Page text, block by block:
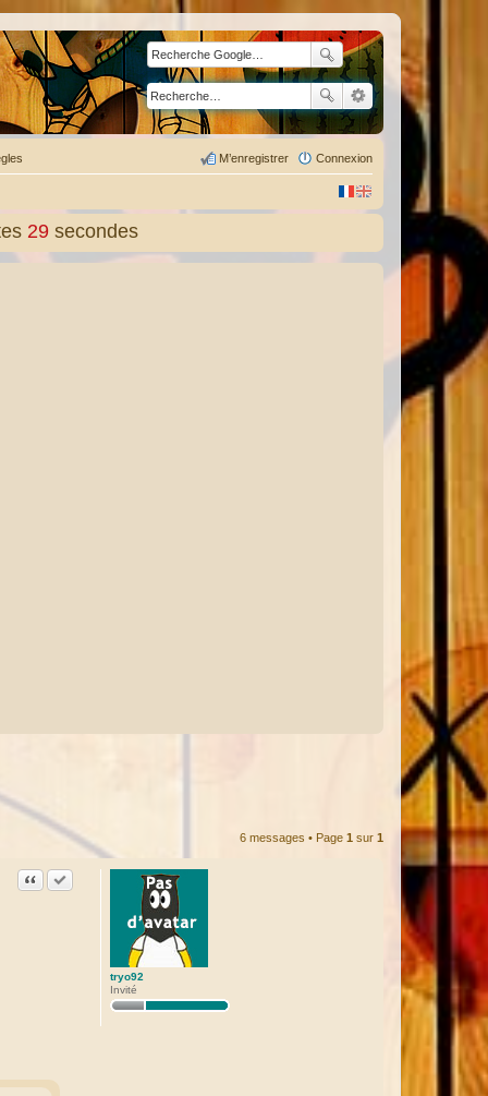
Connexion
M’enregistrer
30 secondes
6 messages • Page 1 sur 1
tryo92
Invité
CitationAccepter cette réponse